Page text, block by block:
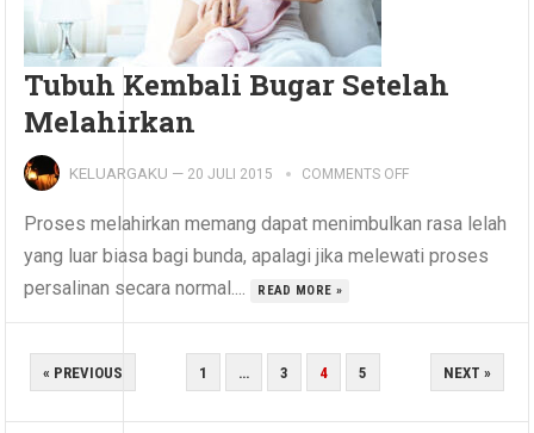
Tubuh Kembali Bugar Setelah
Melahirkan
KELUARGAKU — 20 JULI 2015 COMMENTS OFF
Proses melahirkan memang dapat menimbulkan rasa lelah
yang luar biasa bagi bunda, apalagi jika melewati proses
persalinan secara normal....
READ MORE »
PAGINASI
« PREVIOUS 1 … 3 4 5 NEXT »